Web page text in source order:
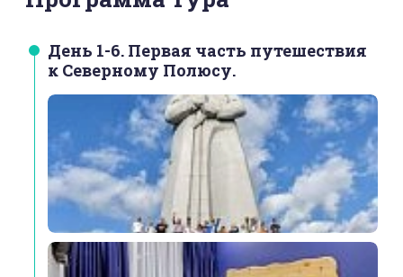
День 1-6. Первая часть путешествия
к Северному Полюсу.